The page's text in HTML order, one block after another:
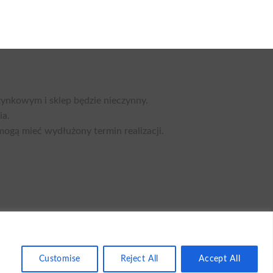
Customise Reject All Accept All
i sklep będzie nieczynny.
mieć wydłużony termin realizacji.